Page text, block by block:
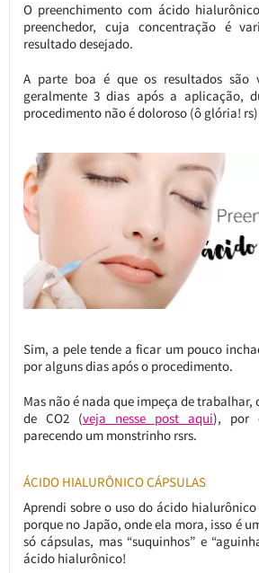
O preenchimento com ácido
preenchedor, cuja concentração é
resultado desejado.
A parte boa é que os resultados são
geralmente 3 dias após a aplicação,
procedimento não é doloroso (ô glória!
Sim, a pele tende a ficar um pouco
por alguns dias após o procedimento.
Mas não é nada que impeça de trabalhar,
de CO2 (veja nesse post aqui), por
parecendo um monstrinho rsrs.
ÁCIDO HIALURÔNICO CÁPSULAS
Aprendi sobre o uso do ácido
porque no Japão, onde ela mora, isso é
só cápsulas, mas “suquinhos” e
ácido hialurônico!